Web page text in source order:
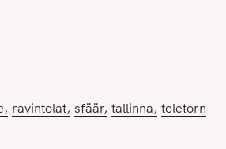
ravintolat sfäär tallinna teletorn